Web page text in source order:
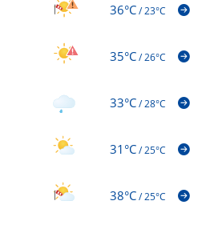
36°C/23°C
35°C/26°C
33°C/28°C
31°C/25°C
38°C/25°C